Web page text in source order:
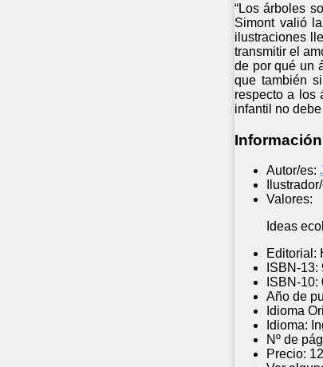
“Los árboles
Simont valió
ilustraciones
transmitir el
de por qué un
que también
respecto a los
infantil no
Autor/es:
Valores:
Ideas
Editorial:
ISBN-13:
ISBN-10:
Año de
Idioma
Idioma:
Nº de
Precio: